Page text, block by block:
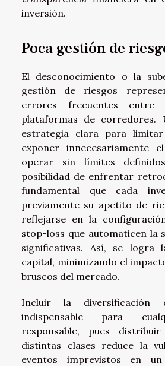
inversión.
Poca gestión de
El desconocimiento o la
gestión de riesgos
errores frecuentes entre
plataformas de corredores.
estrategia clara para
exponer innecesariamente
operar sin límites
posibilidad de enfrentar
fundamental que cada
previamente su apetito de
reflejarse en la
stop-loss que automaticen la
significativas. Así, se logra
capital, minimizando el
bruscos del mercado.
Incluir la
indispensable para
responsable, pues
distintas clases reduce la
eventos imprevistos en